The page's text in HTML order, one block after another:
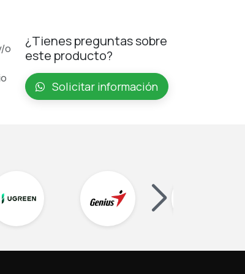
o
¿Tienes preguntas sobre
este producto?
Solicitar información